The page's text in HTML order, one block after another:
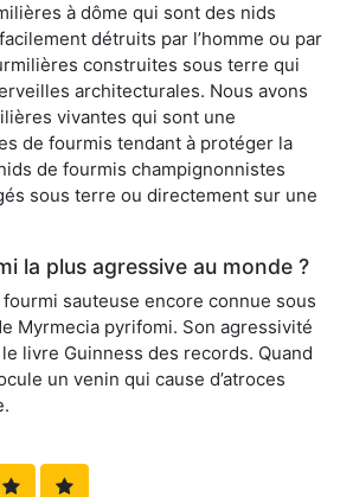
à dôme qui sont des nids
détruits par l’homme ou par
construites sous terre qui
architecturales. Nous avons
vivantes qui sont une
de fourmis tendant à protéger la
de fourmis champignonnistes
sous terre ou directement sur une
la plus agressive au monde ?
fourmi sauteuse encore connue sous
Myrmecia pyrifomi. Son agressivité
livre Guinness des records. Quand
un venin qui cause d’atroces